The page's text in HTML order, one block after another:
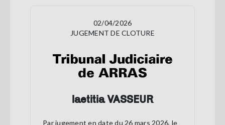
02/04/2026
JUGEMENT DE CLOTURE
laetitia VASSEUR
Par jugement en date du 26 mars 2026, le